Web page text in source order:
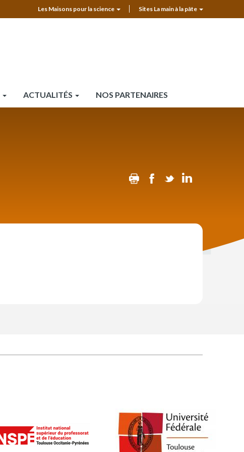
MPLS
Les Maisons pour la science Sites La main à la pâte
ACTUALITÉS NOS PARTENAIRES
Print Facebook
Twitter